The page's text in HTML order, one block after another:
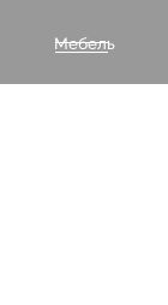
Мебель